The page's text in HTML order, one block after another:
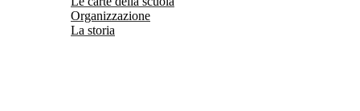
Organizzazione
La storia